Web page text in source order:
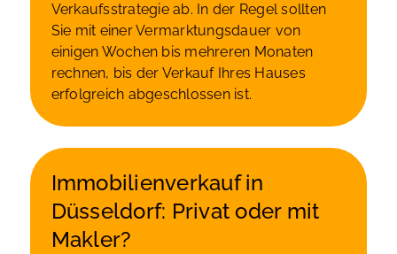
Verkaufsstrategie ab. In der Regel sollten
Sie mit einer Vermarktungsdauer von
einigen Wochen bis mehreren Monaten
rechnen, bis der Verkauf Ihres Hauses
erfolgreich abgeschlossen ist.
Immobilienverkauf in
Düsseldorf: Privat oder mit
Makler?